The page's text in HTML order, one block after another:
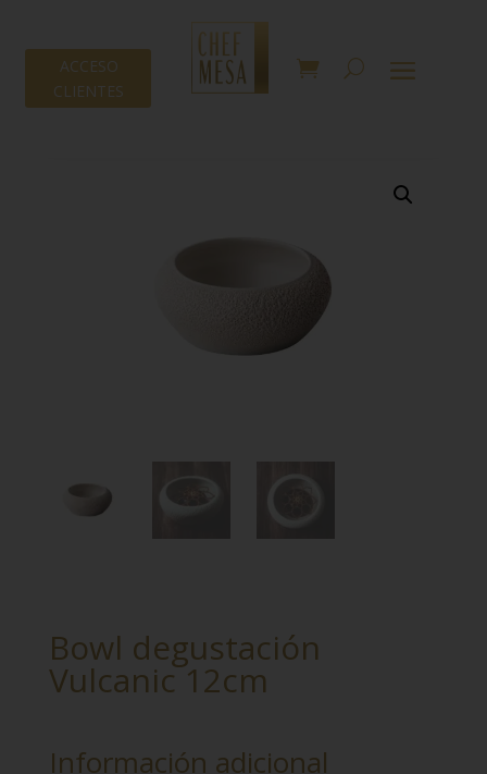
ACCESO
CLIENTES
Bowl degustación
Vulcanic 12cm
Información adicional